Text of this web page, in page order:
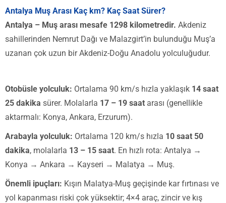
Antalya Muş Arası Kaç km? Kaç Saat Sürer?
Antalya – Muş arası mesafe 1298 kilometredir. Akdeniz
sahillerinden Nemrut Dağı ve Malazgirt’in bulunduğu Muş’a
uzanan çok uzun bir Akdeniz-Doğu Anadolu yolculuğudur.
Otobüsle yolculuk: Ortalama 90 km/s hızla yaklaşık 14 saat
25 dakika sürer. Molalarla 17 – 19 saat arası (genellikle
aktarmalı: Konya, Ankara, Erzurum).
Arabayla yolculuk: Ortalama 120 km/s hızla 10 saat 50
dakika, molalarla 13 – 15 saat. En hızlı rota: Antalya →
Konya → Ankara → Kayseri → Malatya → Muş.
Önemli ipuçları: Kışın Malatya-Muş geçişinde kar fırtınası ve
yol kapanması riski çok yüksektir; 4×4 araç, zincir ve kış